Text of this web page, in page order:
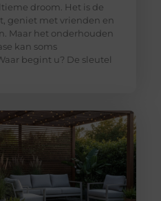
droom. Het is de
geniet met vrienden en
Maar het onderhouden
kan soms
begint u? De sleutel